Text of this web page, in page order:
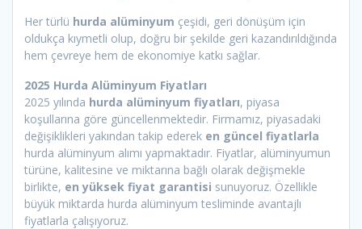
Her türlü hurda alüminyum çeşidi, geri dönüşüm için
oldukça kıymetli olup, doğru bir şekilde geri kazandırıldığında
hem çevreye hem de ekonomiye katkı sağlar.
2025 Hurda Alüminyum Fiyatları
2025 yılında hurda alüminyum fiyatları, piyasa
koşullarına göre güncellenmektedir. Firmamız, piyasadaki
değişiklikleri yakından takip ederek en güncel fiyatlarla
hurda alüminyum alımı yapmaktadır. Fiyatlar, alüminyumun
türüne, kalitesine ve miktarına bağlı olarak değişmekle
birlikte, en yüksek fiyat garantisi sunuyoruz. Özellikle
büyük miktarda hurda alüminyum tesliminde avantajlı
fiyatlarla çalışıyoruz.